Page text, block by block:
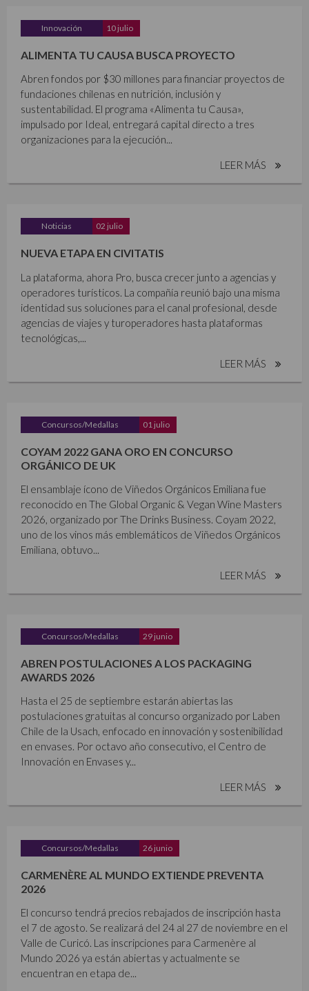
Innovación 10 julio
ALIMENTA TU CAUSA BUSCA PROYECTO
Abren fondos por $30 millones para financiar proyectos de
fundaciones chilenas en nutrición, inclusión y
sustentabilidad. El programa «Alimenta tu Causa»,
impulsado por Ideal, entregará capital directo a tres
organizaciones para la ejecución...
LEER MÁS
Noticias 02 julio
NUEVA ETAPA EN CIVITATIS
La plataforma, ahora Pro, busca crecer junto a agencias y
operadores turísticos. La compañía reunió bajo una misma
identidad sus soluciones para el canal profesional, desde
agencias de viajes y turoperadores hasta plataformas
tecnológicas,...
LEER MÁS
Concursos/Medallas 01 julio
COYAM 2022 GANA ORO EN CONCURSO
ORGÁNICO DE UK
El ensamblaje ícono de Viñedos Orgánicos Emiliana fue
reconocido en The Global Organic & Vegan Wine Masters
2026, organizado por The Drinks Business. Coyam 2022,
uno de los vinos más emblemáticos de Viñedos Orgánicos
Emiliana, obtuvo...
LEER MÁS
Concursos/Medallas 29 junio
ABREN POSTULACIONES A LOS PACKAGING
AWARDS 2026
Hasta el 25 de septiembre estarán abiertas las
postulaciones gratuitas al concurso organizado por Laben
Chile de la Usach, enfocado en innovación y sostenibilidad
en envases. Por octavo año consecutivo, el Centro de
Innovación en Envases y...
LEER MÁS
Concursos/Medallas 26 junio
CARMENÈRE AL MUNDO EXTIENDE PREVENTA
2026
El concurso tendrá precios rebajados de inscripción hasta
el 7 de agosto. Se realizará del 24 al 27 de noviembre en el
Valle de Curicó. Las inscripciones para Carmenère al
Mundo 2026 ya están abiertas y actualmente se
encuentran en etapa de...